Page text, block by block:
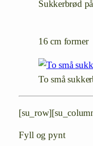
Sukkerbrød
16 cm former
To små
Fyll og pynt